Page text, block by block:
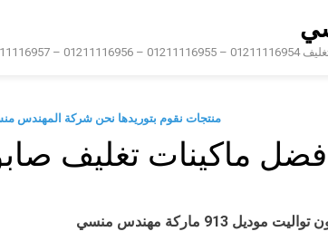
– 01211116958
منتجات نقوم بتوريدها نحن شركة المهندس
افضل ماكينات تغليف
913 ماركة مهندس منسي